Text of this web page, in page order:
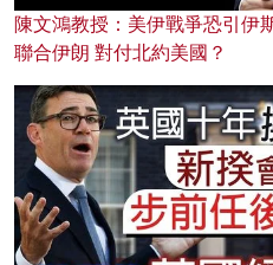
陳文鴻教授：美伊戰爭恐引伊
聯合伊朗 對付北約美國？